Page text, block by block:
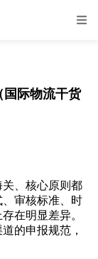
国际物流干货
、核心原则都
审核标准、时
在明显差异。
的申报规范，